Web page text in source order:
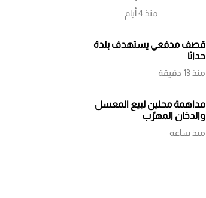
حسم اللقب إلى
مباراة سابعة
منذ 4 أيام
قصف مدفعي يستهدف بلدة
حداثا
منذ 13 دقيقة
مداهمة محلين لبيع المعسل
والدخان المهرّب
منذ ساعة